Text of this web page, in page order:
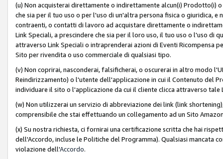
(u) Non acquisterai direttamente o indirettamente alcun(i) Prodotto(i)
che sia per il tuo uso o per l'uso di un'altra persona fisica o giuridica,
contraenti, o contatti di lavoro ad acquistare direttamente o
Link Speciali, a prescindere che sia per il loro uso, il tuo uso o l'uso di
attraverso Link Speciali o intraprenderai azioni di Eventi
Sito per rivendita o uso commerciale di qualsiasi tipo.
(v) Non coprirai, nasconderai, falsificherai, o oscurerai in altro modo
Reindirizzamento) o l'utente dell'applicazione in cui il Contenuto del
individuare il sito o l'applicazione da cui il cliente clicca attraverso tale
(w) Non utilizzerai un servizio di abbreviazione dei link (link
comprensibile che stai effettuando un collegamento ad un Sito
(x) Su nostra richiesta, ci fornirai una certificazione scritta che hai
dell'Accordo, incluse le Politiche del Programma). Qualsiasi mancata
violazione dell'Accordo.